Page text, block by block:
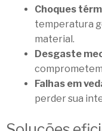
Choques
temperatura
material.
Desgaste
Falhas em
perder sua